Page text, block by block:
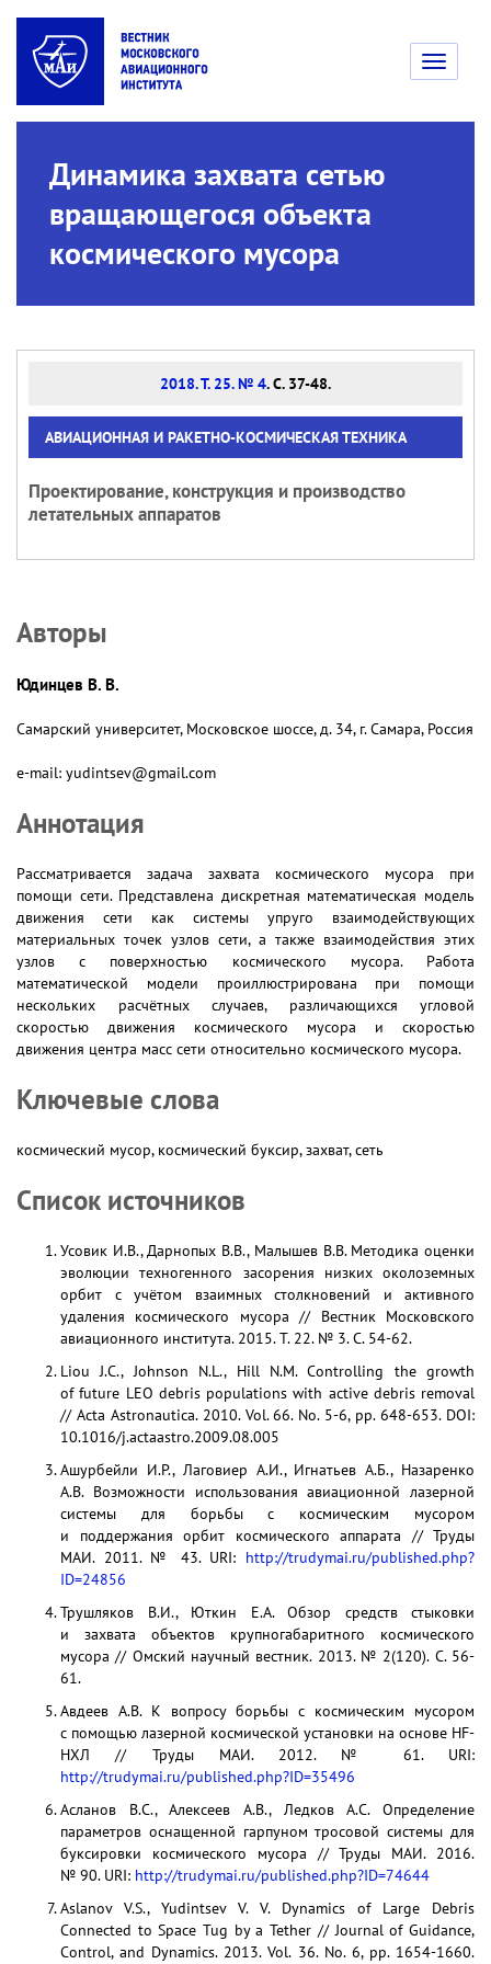
Toggle
Динамика захвата сетью
вращающегося объекта
космического мусора
2018. Т. 25. № 4. С. 37-48.
АВИАЦИОННАЯ И РАКЕТНО-КОСМИЧЕСКАЯ ТЕХНИКА
Проектирование, конструкция и производство
летательных аппаратов
Авторы
Юдинцев В. В.
Самарский университет, Московское шоссе, д. 34, г. Самара, Россия
e-mail: yudintsev@gmail.com
Аннотация
Рассматривается задача захвата космического мусора при
помощи сети. Представлена дискретная математическая модель
движения сети как системы упруго взаимодействующих
материальных точек узлов сети, а также взаимодействия этих
узлов с поверхностью космического мусора. Работа
математической модели проиллюстрирована при помощи
нескольких расчётных случаев, различающихся угловой
скоростью движения космического мусора и скоростью
движения центра масс сети относительно космического мусора.
Ключевые слова
космический мусор, космический буксир, захват, сеть
Список источников
Усовик И.В., Дарнопых В.В., Малышев В.В. Методика оценки
эволюции техногенного засорения низких околоземных
орбит с учётом взаимных столкновений и активного
удаления космического мусора // Вестник Московского
авиационного института. 2015. Т. 22. № 3. С. 54-62.
Liou J.C., Johnson N.L., Hill N.M. Controlling the growth
of future LEO debris populations with active debris removal
// Acta Astronautica. 2010. Vol. 66. No. 5-6, pp. 648-653. DOI:
10.1016/j.actaastro.2009.08.005
Ашурбейли И.Р., Лаговиер А.И., Игнатьев А.Б., Назаренко
А.В. Возможности использования авиационной лазерной
системы для борьбы с космическим мусором
и поддержания орбит космического аппарата // Труды
МАИ. 2011. № 43. URI: http://trudymai.ru/published.php?
ID=24856
Трушляков В.И., Юткин Е.А. Обзор средств стыковки
и захвата объектов крупногабаритного космического
мусора // Омский научный вестник. 2013. № 2(120). C. 56-
61.
Авдеев А.В. К вопросу борьбы с космическим мусором
с помощью лазерной космической установки на основе HF-
НХЛ // Труды МАИ. 2012. № 61. URI:
http://trudymai.ru/published.php?ID=35496
Асланов В.С., Алексеев А.В., Ледков А.С. Определение
параметров оснащенной гарпуном тросовой системы для
буксировки космического мусора // Труды МАИ. 2016.
№ 90. URI: http://trudymai.ru/published.php?ID=74644
Aslanov V.S., Yudintsev V. V. Dynamics of Large Debris
Connected to Space Tug by a Tether // Journal of Guidance,
Control, and Dynamics. 2013. Vol. 36. No. 6, pp. 1654-1660.